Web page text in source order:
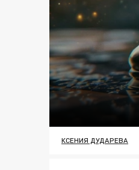
КСЕНИЯ ДУДАРЕВА